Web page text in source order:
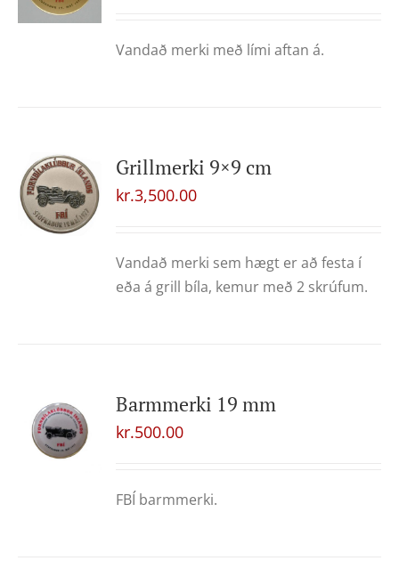
Vandað merki með lími aftan á.
Grillmerki 9×9 cm
kr.3,500.00
Vandað merki sem hægt er að festa í
eða á grill bíla, kemur með 2 skrúfum.
Barmmerki 19 mm
kr.500.00
FBÍ barmmerki.